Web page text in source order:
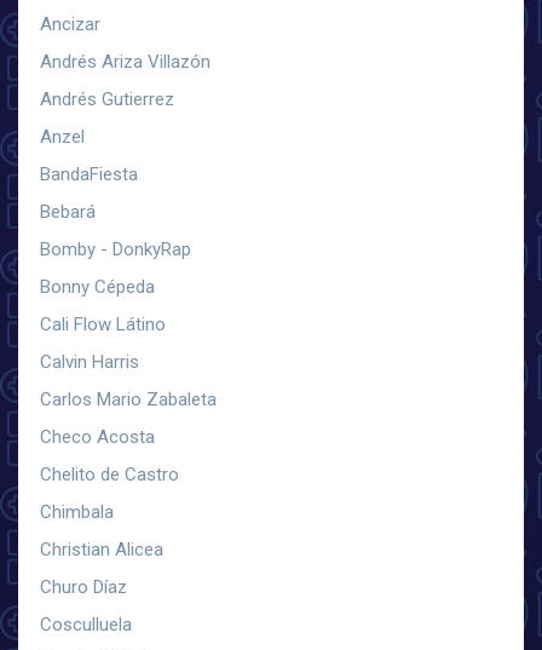
Ancizar
Andrés Ariza Villazón
Andrés Gutierrez
Anzel
BandaFiesta
Bebará
Bomby - DonkyRap
Bonny Cépeda
Cali Flow Látino
Calvin Harris
Carlos Mario Zabaleta
Checo Acosta
Chelito de Castro
Chimbala
Christian Alicea
Churo Díaz
Cosculluela